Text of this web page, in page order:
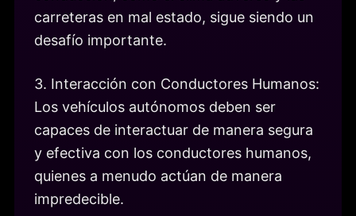
carreteras en mal estado, sigue siendo un
desafío importante.
3. Interacción con Conductores Humanos:
Los vehículos autónomos deben ser
capaces de interactuar de manera segura
y efectiva con los conductores humanos,
quienes a menudo actúan de manera
impredecible.